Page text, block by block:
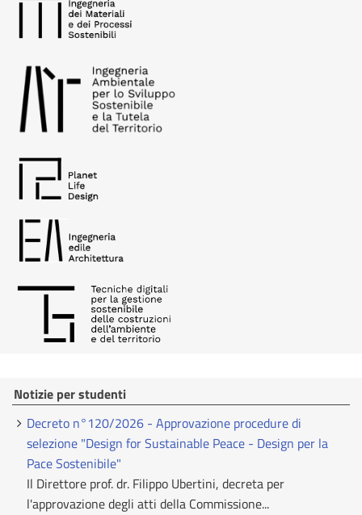
Notizie per studenti
Decreto n°120/2026 - Approvazione procedure di
selezione "Design for Sustainable Peace - Design per la
Pace Sostenibile"
Il Direttore prof. dr. Filippo Ubertini, decreta per
l'approvazione degli atti della Commissione...